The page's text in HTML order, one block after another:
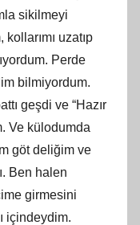
sikilmeyi
uzatıp
Perde
bilmiyordum.
geşdi ve “Hazır
Ve külodumda
göt deliğim ve
Ben halen
girmesini
içindeydim.